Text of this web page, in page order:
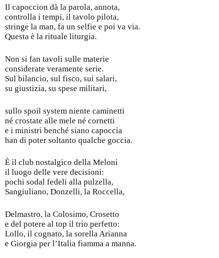
Il capoccion dà la parola, annota,
controlla i tempi, il tavolo pilota,
stringe la man, fa un selfie e poi va via.
Questa è la rituale liturgia.
Non si fan tavoli sulle materie
considerate veramente serie.
Sul bilancio, sul fisco, sui salari,
su giustizia, su spese militari,
sullo spoil system niente caminetti
né crostate alle mele né cornetti
e i ministri benché siano capoccia
han di poter soltanto qualche goccia.
È il club nostalgico della Meloni
il luogo delle vere decisioni:
pochi sodal fedeli alla pulzella,
Sangiuliano, Donzelli, la Roccella,
Delmastro, la Colosimo, Crosetto
e del potere al top il trio perfetto:
Lollo, il cognato, la sorella Arianna
e Giorgia per l’Italia fiamma a manna.